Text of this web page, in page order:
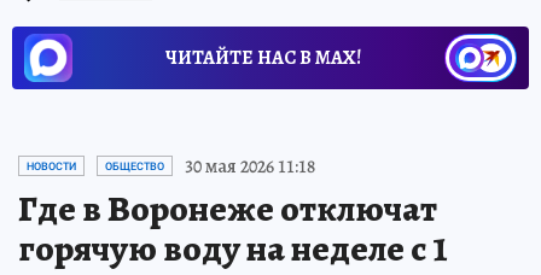
ЧИТАЙТЕ НАС В МАХ!
НОВОСТИ ОБЩЕСТВО 30 мая 2026 11:18
Где в Воронеже отключат